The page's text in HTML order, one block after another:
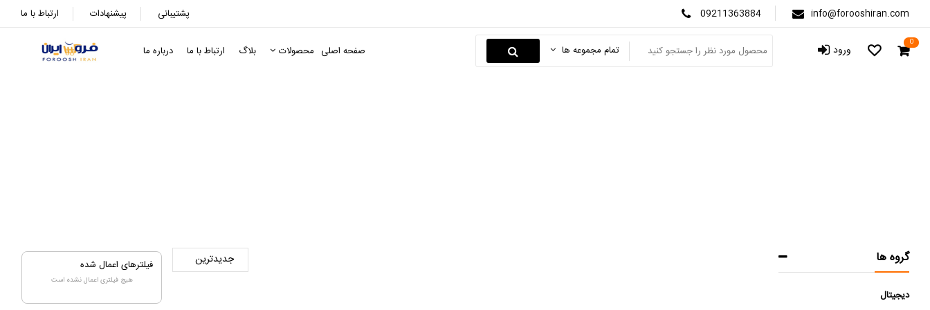
ارتباط با ما پیشنهادات پشتیبانی 09211363884 info@forooshiran.com
صفحه اصلی محصولات بلاگ ارتباط با ما درباره ما تمام مجموعه ها ورود 0
فیلترهای اعمال شده
هیچ فیلتری اعمال نشده است
گروه ها
دیجیتال